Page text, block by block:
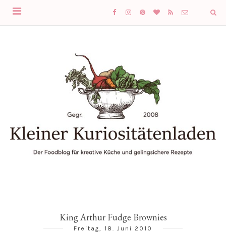
King Arthur Fudge Brownies
Freitag, 18. Juni 2010